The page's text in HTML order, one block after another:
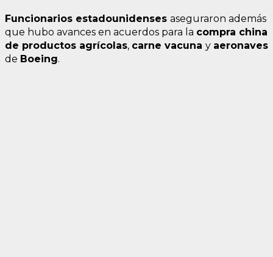
Funcionarios estadounidenses aseguraron además
que hubo avances en acuerdos para la compra china
de productos agrícolas, carne vacuna y aeronaves
de Boeing.